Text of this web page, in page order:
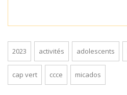
2023 activités adolescents
cap vert ccce micados